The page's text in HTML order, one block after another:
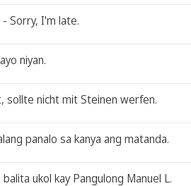
Sorry, I'm late.
niyan.
sollte nicht mit Steinen werfen.
panalo sa kanya ang matanda.
ukol kay Pangulong Manuel L.